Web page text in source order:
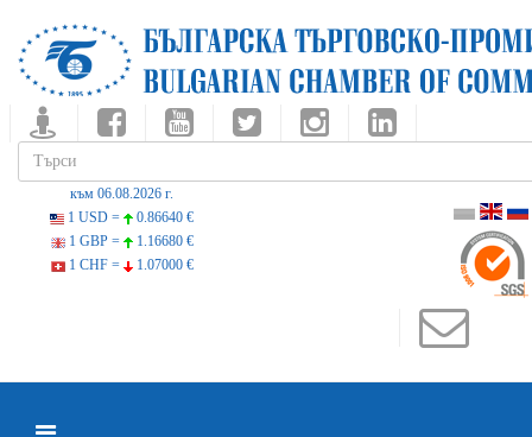
към 06.08.2026 г.
1 USD =
0.86640 €
1 GBP =
1.16680 €
1 CHF =
1.07000 €